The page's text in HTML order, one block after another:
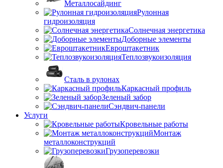
Металлосайдинг
Рулонная
гидроизоляция
Солнечная энергетика
Доборные элементы
Евроштакетник
Теплозвукоизоляция
Сталь в рулонах
Каркасный профиль
Зеленый забор
Сэндвич-панели
Услуги
Кровельные работы
Монтаж
металлоконструкций
Грузоперевозки